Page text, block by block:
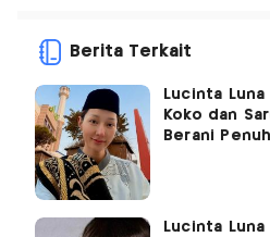
Berita Terkait
Lucinta
Koko dan
Berani
Lucinta